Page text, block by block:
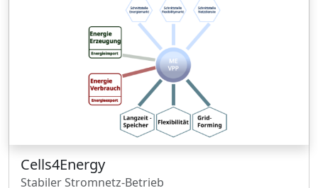
Cells4Energy
Stabiler Stromnetz-Betrieb